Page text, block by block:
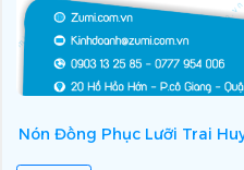
Nón Đồng Phục Lưỡi Trai